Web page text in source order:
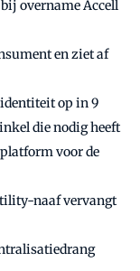
overname Accell
en ziet af
op in 9
die nodig heeft
voor de
naaf vervangt